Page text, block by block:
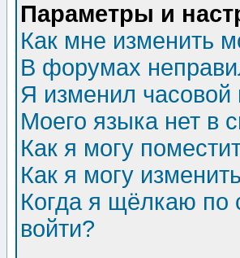
Параметры и
Как мне изменить
В форумах
Я изменил часовой
Моего языка нет в
Как я могу
Как я могу
Когда я щёлкаю по
войти?